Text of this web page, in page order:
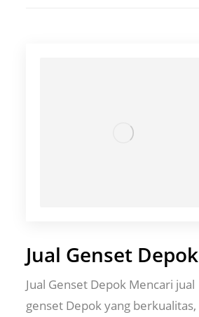
Jual Genset Depok
Jual Genset Depok Mencari jual
genset Depok yang berkualitas,